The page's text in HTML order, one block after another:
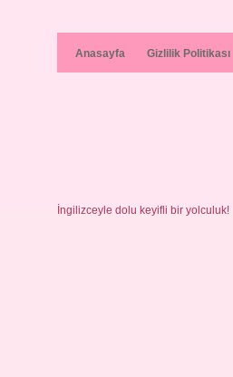
Anasayfa Gizlilik Politikası
İngilizceyle dolu keyifli bir yolculuk!